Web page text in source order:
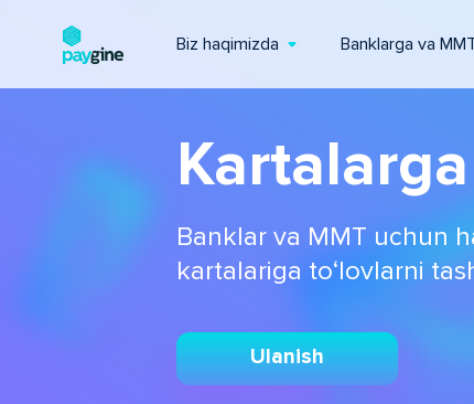
Biz haqimizda Banklarga va
Banklar va MMT uchun
kartalariga to‘lovlarni
Ulanish